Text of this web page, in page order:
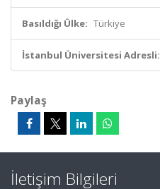
Basıldığı Ülke: Türkiye
İstanbul Üniversitesi Adresli:
Paylaş
İletişim Bilgileri